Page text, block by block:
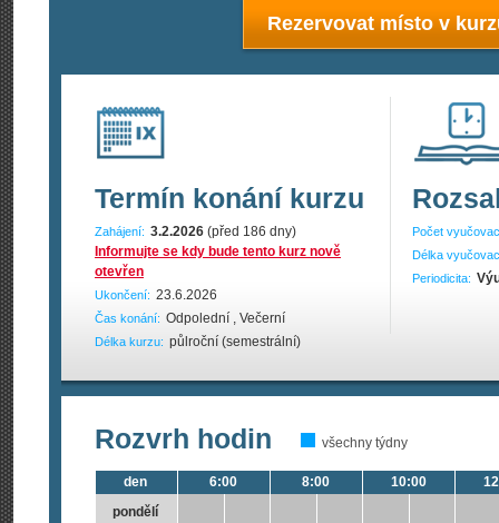
Rezervovat místo v
Termín konání kurzu
Zahájení: 3.2.2026 (před 186 dny)
Informujte se kdy bude tento kurz nově
otevřen
Ukončení: 23.6.2026
Čas konání: Odpolední , Večerní
Délka kurzu: půlroční (semestrální)
Počet
Délka
Periodicita:
Rozvrh hodin všechny týdny
den
pondělí
6:00 8:00 10:00